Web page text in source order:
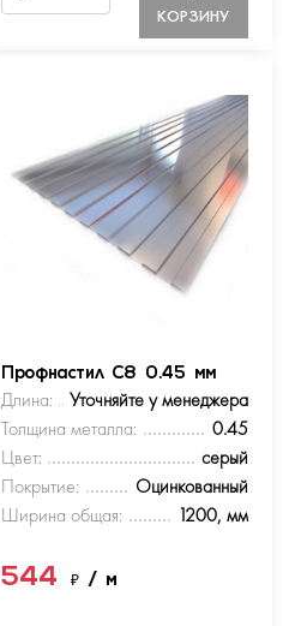
КОРЗИНУ
Профнастил С8 0.45 мм
Длина:
Уточняйте у менеджера
Толщина металла:
0.45
Цвет:
серый
Покрытие:
Оцинкованный
Ширина общая:
1200, мм
544 ₽ / м